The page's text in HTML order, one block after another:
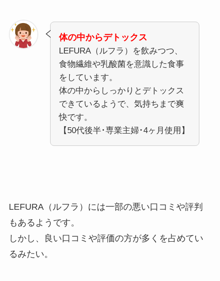
体の中からデトックス
LEFURA（ルフラ）を飲みつつ、
食物繊維や乳酸菌を意識した食事
をしています。
体の中からしっかりとデトックス
できているようで、気持ちまで爽
快です。
【50代後半･専業主婦･4ヶ月使用】
LEFURA（ルフラ）には一部の悪い口コミや評判
もあるようです。
しかし、良い口コミや評価の方が多くを占めてい
るみたい。